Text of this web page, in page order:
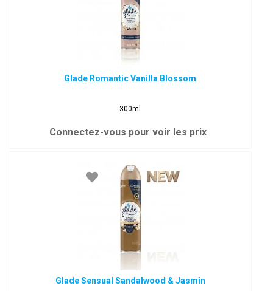
Glade Romantic Vanilla Blossom
300ml
Connectez-vous pour voir les prix
Glade Sensual Sandalwood & Jasmin